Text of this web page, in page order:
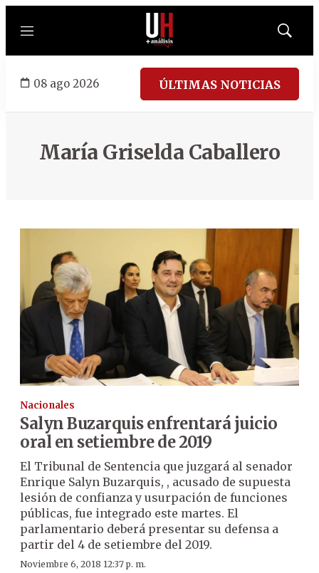
Menú
Mostrar
08 ago 2026 ÚLTIMAS NOTICIAS
María Griselda Caballero
Nacionales
Salyn Buzarquis enfrentará juicio
oral en setiembre de 2019
El Tribunal de Sentencia que juzgará al senador
Enrique Salyn Buzarquis, , acusado de supuesta
lesión de confianza y usurpación de funciones
públicas, fue integrado este martes. El
parlamentario deberá presentar su defensa a
partir del 4 de setiembre del 2019.
Noviembre 6, 2018 12:37 p. m.